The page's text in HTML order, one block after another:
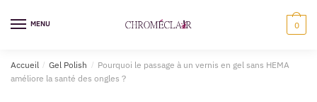
navigation
MENU 0
Accueil / Gel Polish / Pourquoi le passage à un vernis en gel sans HEMA
améliore la santé des ongles？